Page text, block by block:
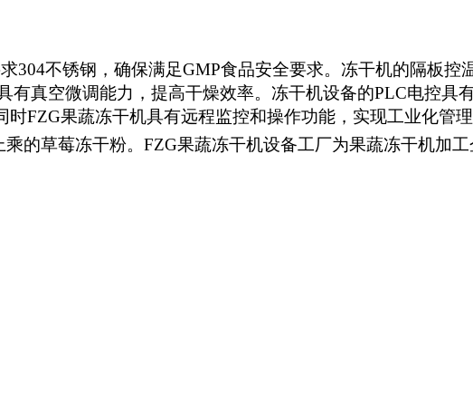
304不锈钢，确保满足GMP食品安全要求。冻干机的隔板控
真空微调能力，提高干燥效率。冻干机设备的PLC电控具
FZG果蔬冻干机具有远程监控和操作功能，实现工业化管理
的草莓冻干粉。FZG果蔬冻干机设备工厂为果蔬冻干机加